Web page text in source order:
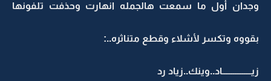
وجدان أول ما سمعت هالجمله انهارت وحذفت تلفونها
بقووه وتكسر لأشلاء وقطع متناثره..:
زيــــــــــــــــاد..وينك..زياد رد